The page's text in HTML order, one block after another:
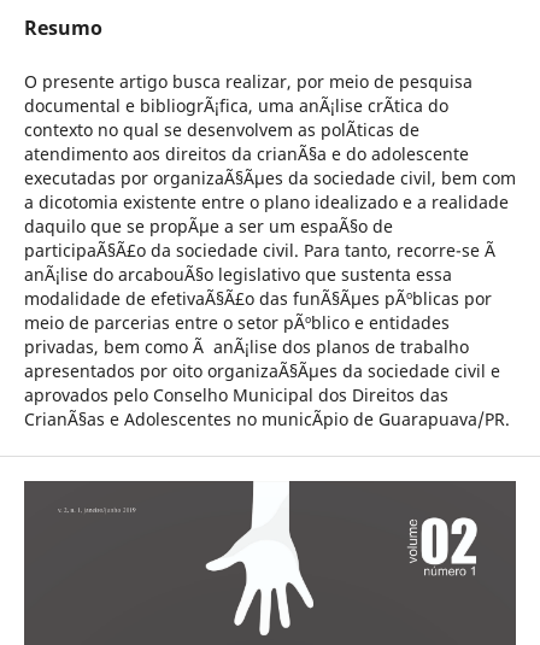
Resumo
O presente artigo busca realizar, por meio de pesquisa
documental e bibliogrÃ¡fica, uma anÃ¡lise crÃ­tica do
contexto no qual se desenvolvem as polÃ­ticas de
atendimento aos direitos da crianÃ§a e do adolescente
executadas por organizaÃ§Ãµes da sociedade civil, bem com
a dicotomia existente entre o plano idealizado e a realidade
daquilo que se propÃµe a ser um espaÃ§o de
participaÃ§Ã£o da sociedade civil. Para tanto, recorre-se Ã
anÃ¡lise do arcabouÃ§o legislativo que sustenta essa
modalidade de efetivaÃ§Ã£o das funÃ§Ãµes pÃºblicas por
meio de parcerias entre o setor pÃºblico e entidades
privadas, bem como Ã anÃ¡lise dos planos de trabalho
apresentados por oito organizaÃ§Ãµes da sociedade civil e
aprovados pelo Conselho Municipal dos Direitos das
CrianÃ§as e Adolescentes no municÃ­pio de Guarapuava/PR.